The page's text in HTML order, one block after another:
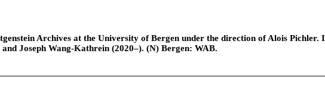
Archives at the University of Bergen under the direction of Alois Pichler.
Joseph Wang-Kathrein (2020–). (N) Bergen: WAB.